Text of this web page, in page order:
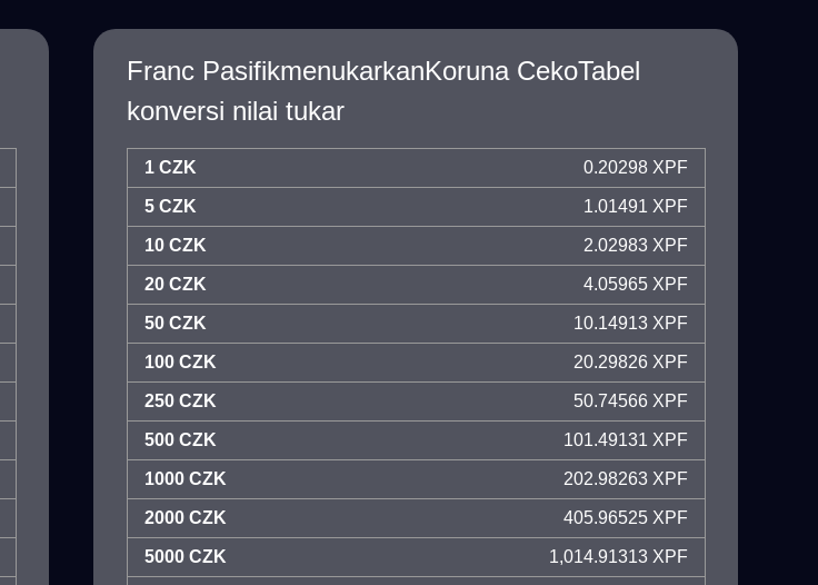
Franc PasifikmenukarkanKoruna CekoTabel
konversi nilai tukar
1 CZK 0.20298 XPF
5 CZK 1.01491 XPF
10 CZK 2.02983 XPF
20 CZK 4.05965 XPF
50 CZK 10.14913 XPF
100 CZK 20.29826 XPF
250 CZK 50.74566 XPF
500 CZK 101.49131 XPF
1000 CZK 202.98263 XPF
2000 CZK 405.96525 XPF
5000 CZK 1,014.91313 XPF